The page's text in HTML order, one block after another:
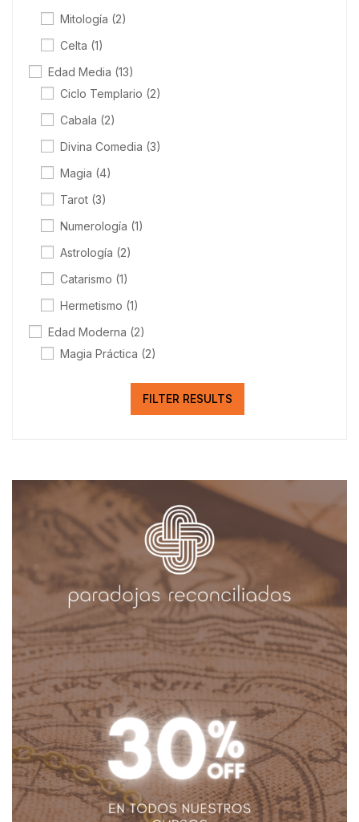
Mitología (2)
Celta (1)
Edad Media (13)
Ciclo Templario (2)
Cabala (2)
Divina Comedia (3)
Magia (4)
Tarot (3)
Numerología (1)
Astrología (2)
Catarismo (1)
Hermetismo (1)
Edad Moderna (2)
Magia Práctica (2)
FILTER RESULTS